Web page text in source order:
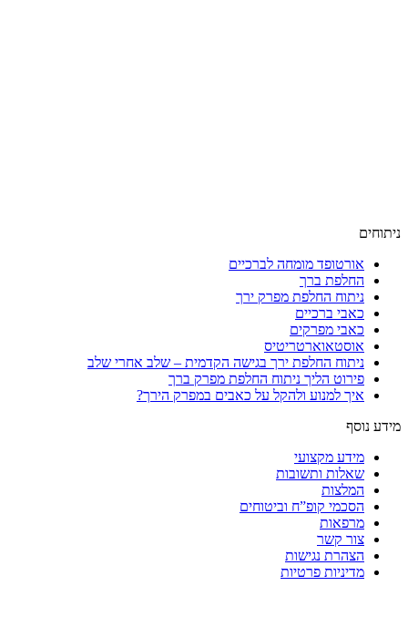
ניתוחים
אורטופד מומחה לברכיים
החלפת ברך
ניתוח החלפת מפרק ירך
כאבי ברכיים
כאבי מפרקים
אוסטאוארטריטיס
ניתוח החלפת ירך בגישה הקדמית – שלב אחרי שלב
פירוט הליך ניתוח החלפת מפרק ברך
איך למנוע ולהקל על כאבים במפרק הירך?
מידע נוסף
מידע מקצועי
שאלות ותשובות
המלצות
הסכמי קופ”ח וביטוחים
מרפאות
צור קשר
הצהרת נגישות
מדיניות פרטיות